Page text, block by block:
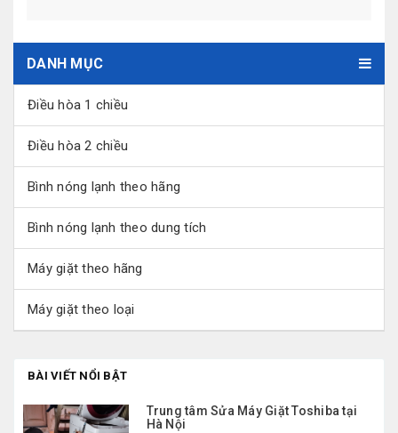
DANH MỤC
Điều hòa 1 chiều
Điều hòa 2 chiều
Bình nóng lạnh theo hãng
Bình nóng lạnh theo dung tích
Máy giặt theo hãng
Máy giặt theo loại
BÀI VIẾT NỔI BẬT
Trung tâm Sửa Máy Giặt Toshiba tại
Hà Nội